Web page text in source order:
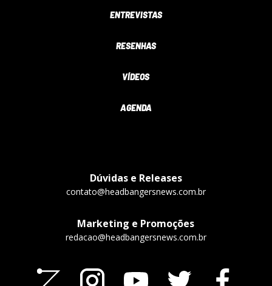
ENTREVISTAS
RESENHAS
VÍDEOS
AGENDA
Dúvidas e Releases
contato@headbangersnews.com.br
Marketing e Promoções
redacao@headbangersnews.com.br